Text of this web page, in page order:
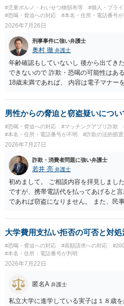
#児童ポルノ・わいせつ物頒布等 #個人・プライ
#恐喝・脅迫への対応
#本名・住所・電話番号
2026年7月26日
刑事事件に強い弁護士
奥村 徹 弁護士
年齢確認もしていないし 後から出てき
できないので 詐欺・恐喝の可能性はあ
18歳未満であれば、 内容は電子マナー
画の尺は10分ほど、服を着たままで胸
して、要求された金額(1000円程度)の
した。 そこから、撮影するまで暇なの
欲しい、住んでいる都道府県と区を教え
言ったやり取りをしていました。 とい
能です。
男性からの脅迫と窃盗疑いにつ
#恐喝・脅迫への対応 #マッチングアプリ詐欺
#本名・住所・電話番号が不明
#詐欺の法的措置
2026年7月27日
詐欺・消費者問題に強い弁護士
若井 亮 弁護士
初めまして。 ご相談内容を拝見しまし
ですが、携帯電話代を払ってあげると
であれば窃盗になりません。 また、民
ず、可能であればブロックをするよう
ば、最寄りの警察署に相談をしても良
大学費用支払い拒否の可否と対
#恐喝・脅迫への対応 #高額請求への対応
#本名・住所・電話番号が判明
2026年7月22日
匿名A 弁護士
私立大学に進学している実子は１８歳